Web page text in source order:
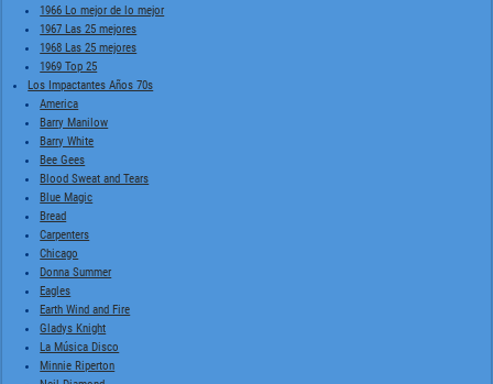
1966 Lo mejor de lo mejor
1967 Las 25 mejores
1968 Las 25 mejores
1969 Top 25
Los Impactantes Años 70s
America
Barry Manilow
Barry White
Bee Gees
Blood Sweat and Tears
Blue Magic
Bread
Carpenters
Chicago
Donna Summer
Eagles
Earth Wind and Fire
Gladys Knight
La Música Disco
Minnie Riperton